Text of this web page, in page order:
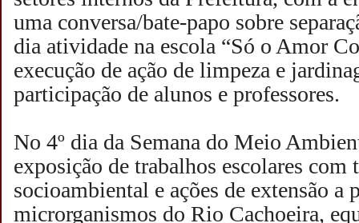
uma conversa/bate-papo sobre
dia atividade na escola “Só o Amor
execução de ação de limpeza e
participação de alunos e professores.
No 4º dia da Semana do Meio
exposição de trabalhos escolares com
socioambiental e ações de extensão a
microrganismos do Rio Cachoeira,